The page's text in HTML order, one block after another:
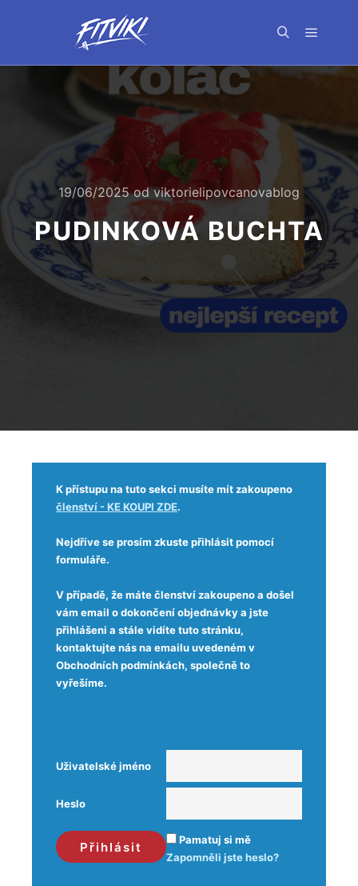
19/06/2025odviktorielipovcanovablog
PUDINKOVÁ BUCHTA
K přístupu na tuto sekci musíte mít zakoupeno
členství - KE KOUPI ZDE.
Nejdříve se prosím zkuste přihlásit pomocí
formuláře.
V případě, že máte členství zakoupeno a došel
vám email o dokončení objednávky a jste
přihlášeni a stále vidíte tuto stránku,
kontaktujte nás na emailu uvedeném v
Obchodních podmínkách, společně to
vyřešíme.
Uživatelské jméno
Heslo
Pamatuj si mě
Zapomněli jste heslo?